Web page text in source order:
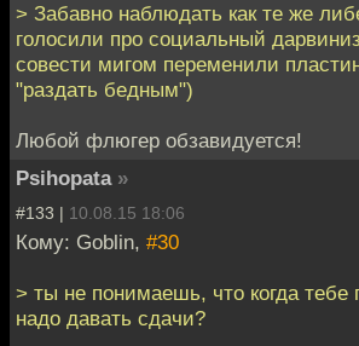
> Забавно наблюдать как те же
голосили про социальный
совести мигом переменили
"раздать бедным")
Любой флюгер обзавидуется!
Psihopata »
#133 | 10.08.15 18:06
Кому: Goblin, #30
> ты не понимаешь, что когда
надо давать сдачи?